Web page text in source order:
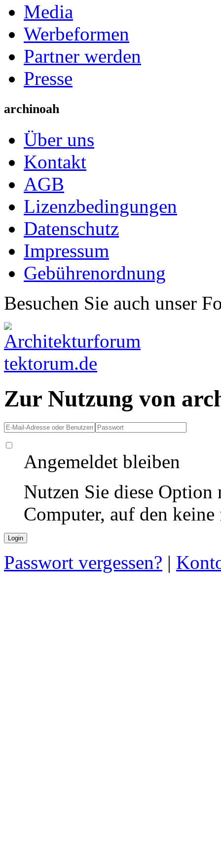
Media
Werbeformen
Partner werden
Presse
archinoah
Über uns
Kontakt
AGB
Lizenzbedingungen
Datenschutz
Impressum
Gebührenordnung
Besuchen Sie auch unser
Zur Nutzung von
Angemeldet bleiben
Nutzen Sie diese
Computer, auf den
Passwort vergessen? |